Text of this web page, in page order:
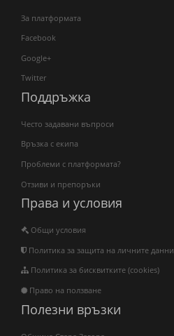
За платформата
Facebook
Google+
Twitter
Поддръжка
Често задавани въпроси
Връзка с екипа
Проблеми с платформата?
Отзиви и препоръки
Права и условия
Общи условия
Политика за защита на личните данни
Политика за бисквитките (cookies)
Право на ползване
Полезни връзки